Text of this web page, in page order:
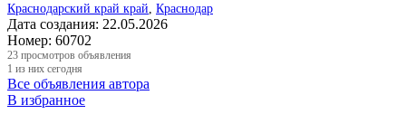
Краснодарский край край Краснодар
Дата создания: 22.05.2026
Номер: 60702
23 просмотров объявления
1 из них сегодня
Все объявления автора
В избранное